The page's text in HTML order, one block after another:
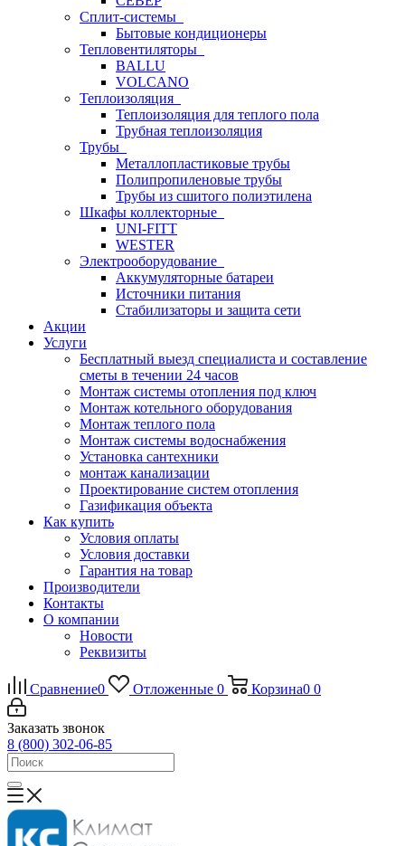
Сплит-системы
Бытовые кондиционеры
Тепловентиляторы
BALLU
VOLCANO
Теплоизоляция
Теплоизоляция для теплого пола
Трубная теплоизоляция
Трубы
Металлопластиковые трубы
Полипропиленовые трубы
Трубы из сшитого полиэтилена
Шкафы коллекторные
UNI-FITT
WESTER
Электрооборудование
Аккумуляторные батареи
Источники питания
Стабилизаторы и защита сети
Акции
Услуги
Бесплатный выезд специалиста и составление
сметы в течении 24 часов
Монтаж системы отопления под ключ
Монтаж котельного оборудования
Монтаж теплого пола
Монтаж системы водоснабжения
Установка сантехники
монтаж канализации
Проектирование систем отопления
Газификация объекта
Как купить
Условия оплаты
Условия доставки
Гарантия на товар
Производители
Контакты
О компании
Новости
Реквизиты
Сравнение0 Отложенные 0 Корзина0 0
Заказать звонок
8 (800) 302-06-85